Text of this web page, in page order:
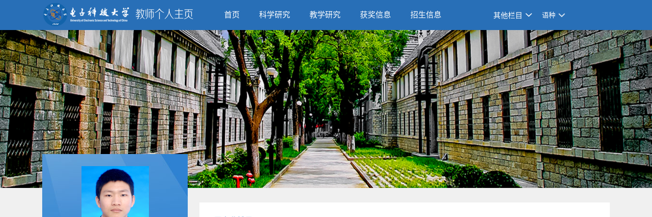
首页 科学研究 教学研究 获奖信息 招生信息 其他栏目 语种